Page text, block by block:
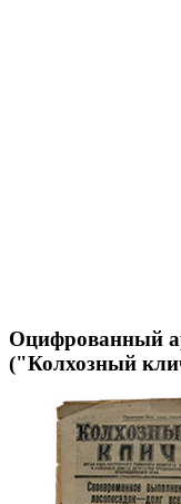
Оцифрованный
("Колхозный